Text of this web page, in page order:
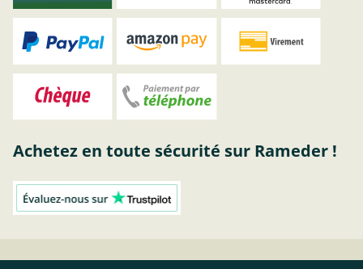
Achetez en toute sécurité sur Rameder !